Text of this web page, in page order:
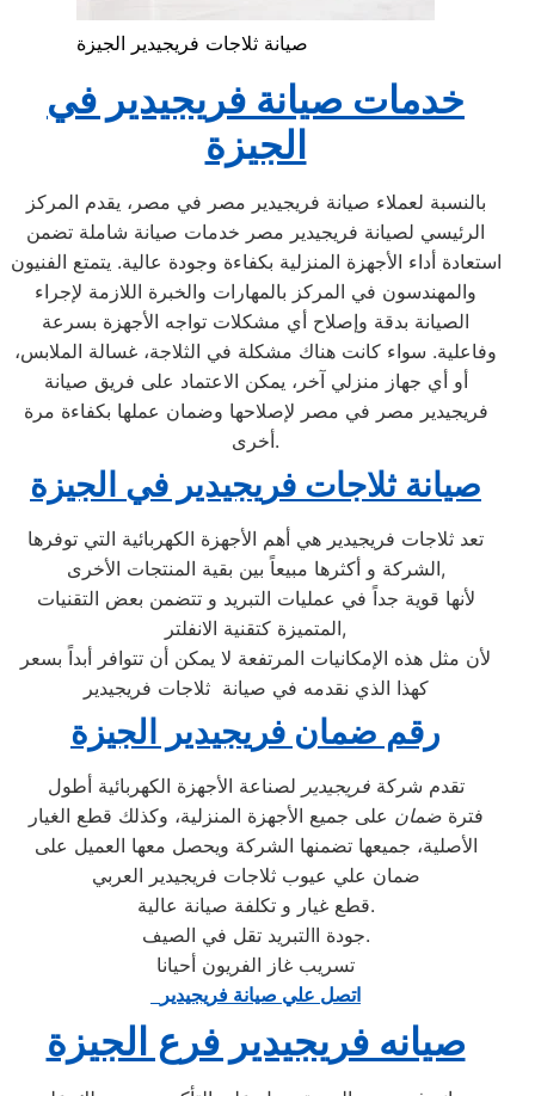
صيانة ثلاجات فريجيدير الجيزة
خدمات صيانة فريجيدير في
الجيزة
بالنسبة لعملاء صيانة فريجيدير مصر في مصر، يقدم المركز
الرئيسي لصيانة فريجيدير مصر خدمات صيانة شاملة تضمن
استعادة أداء الأجهزة المنزلية بكفاءة وجودة عالية. يتمتع الفنيون
والمهندسون في المركز بالمهارات والخبرة اللازمة لإجراء
الصيانة بدقة وإصلاح أي مشكلات تواجه الأجهزة بسرعة
وفاعلية. سواء كانت هناك مشكلة في الثلاجة، غسالة الملابس،
أو أي جهاز منزلي آخر، يمكن الاعتماد على فريق صيانة
فريجيدير مصر في مصر لإصلاحها وضمان عملها بكفاءة مرة
أخرى.
صيانة ثلاجات فريجيدير في الجيزة
تعد ثلاجات فريجيدير هي أهم الأجهزة الكهربائية التي توفرها
الشركة و أكثرها مبيعاً بين بقية المنتجات الأخرى,
لأنها قوية جداً في عمليات التبريد و تتضمن بعض التقنيات
المتميزة كتقنية الانفلتر,
لأن مثل هذه الإمكانيات المرتفعة لا يمكن أن تتوافر أبداً بسعر
كهذا الذي نقدمه في صيانة ثلاجات فريجيدير
رقم ضمان فريجيدير الجيزة
تقدم شركةفريجيدير لصناعة الأجهزة الكهربائية أطول
فترةضمان على جميع الأجهزة المنزلية، وكذلك قطع الغيار
الأصلية، جميعها تضمنها الشركة ويحصل معها العميل على
ضمان علي عيوب ثلاجات فريجيدير العربي
قطع غيار و تكلفة صيانة عالية.
جودة االتبريد تقل في الصيف.
تسريب غاز الفريون أحيانا
اتصل علي صيانة فريجيدير
صيانه فريجيدير فرع الجيزة